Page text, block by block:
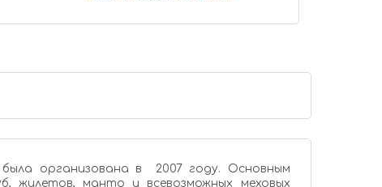
организована в 2007 году. Основным
жилетов, манто и всевозможных меховых